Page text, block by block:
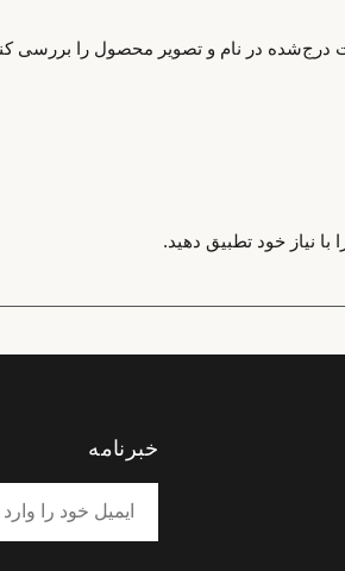
درج‌شده در نام و تصویر محصول را بررسی
نیاز خود تطبیق دهید.
خبرنامه